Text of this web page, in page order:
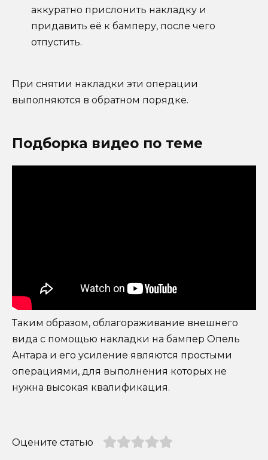
аккуратно прислонить накладку и
придавить её к бамперу, после чего
отпустить.
При снятии накладки эти операции
выполняются в обратном порядке.
Подборка видео по теме
Таким образом, облагораживание внешнего
вида с помощью накладки на бампер Опель
Антара и его усиление являются простыми
операциями, для выполнения которых не
нужна высокая квалификация.
Оцените статью